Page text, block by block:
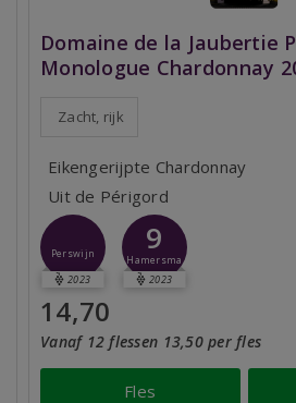
Domaine de la Jaubertie
Monologue Chardonnay
Zacht, rijk
Eikengerijpte Chardonnay
Uit de Périgord
Perswijn
2023
9
Hamersma
2023
14,70
Vanaf 12 flessen 13,50 per fles
Fles